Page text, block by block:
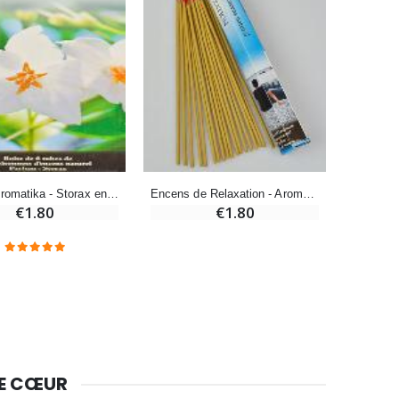
€5.50 €4.95
-25%
€78.00 €58.50
Encens Aromatika - Storax en Batonnets
€1.80
Encens de Relaxation - Aromatika 20 Bâtonnets
€1.80
CŒUR